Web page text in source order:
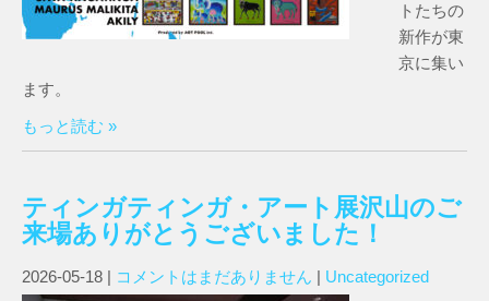
トたちの
新作が東
京に集い
ます。
もっと読む »
ティンガティンガ・アート展沢山のご
来場ありがとうございました！
2026-05-18 | コメントはまだありません | Uncategorized